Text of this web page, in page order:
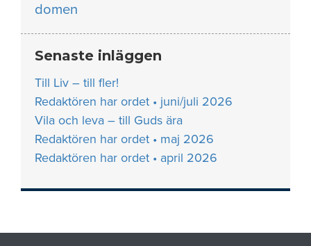
domen
Senaste inläggen
Till Liv – till fler!
Redaktören har ordet • juni/juli 2026
Vila och leva – till Guds ära
Redaktören har ordet • maj 2026
Redaktören har ordet • april 2026